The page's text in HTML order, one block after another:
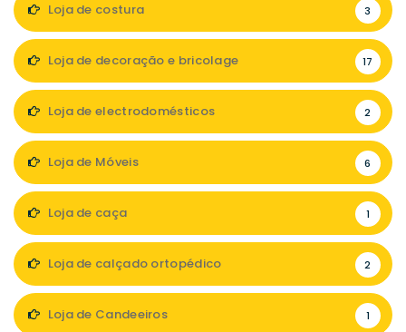
Loja de costura 3
Loja de decoração e bricolage 17
Loja de electrodomésticos 2
Loja de Móveis 6
Loja de caça 1
Loja de calçado ortopédico 2
Loja de Candeeiros 1